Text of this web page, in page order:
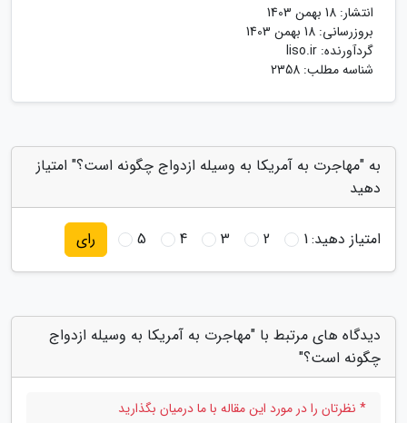
انتشار: 18 بهمن 1403
بروزرسانی: 18 بهمن 1403
گردآورنده: liso.ir
شناسه مطلب: 2358
به "مهاجرت به آمریکا به وسیله ازدواج چگونه است؟" امتیاز
دهید
امتیاز دهید:1
2
3
4
5 رای
دیدگاه های مرتبط با "مهاجرت به آمریکا به وسیله ازدواج
چگونه است؟"
* نظرتان را در مورد این مقاله با ما درمیان بگذارید